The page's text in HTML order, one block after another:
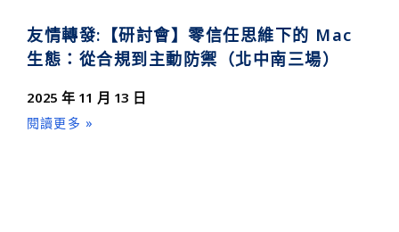
友情轉發:【研討會】零信任思維下的 Mac
生態：從合規到主動防禦（北中南三場）
2025 年 11 月 13 日
閱讀更多 »